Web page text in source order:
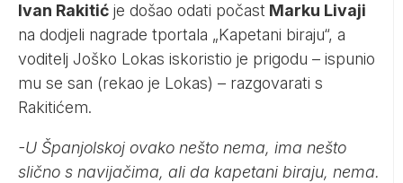
Ivan Rakitić je došao odati počast Marku Livaji
na dodjeli nagrade tportala „Kapetani biraju“, a
voditelj Joško Lokas iskoristio je prigodu – ispunio
mu se san (rekao je Lokas) – razgovarati s
Rakitićem.
-⁠U Španjolskoj ovako nešto nema, ima nešto
slično s navijačima, ali da kapetani biraju, nema.